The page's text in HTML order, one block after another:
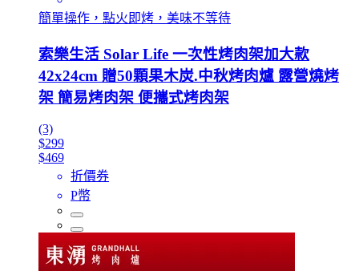
簡單操作，點火即烤，美味不等待
索樂生活 Solar Life 一次性烤肉架加大款
42x24cm 贈50顆果木炭.中秋烤肉爐 露營燒烤
架 簡易烤肉架 便攜式烤肉架
(3)
$299
$469
折價券
P幣